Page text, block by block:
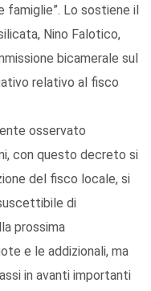
famiglie”. Lo sostiene il
Nino Falotico,
bicamerale sul
relativo al fisco
osservato
con questo decreto si
del fisco locale, si
di
prossima
e le addizionali, ma
in avanti importanti